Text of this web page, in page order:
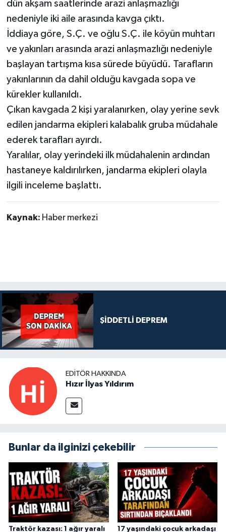
dün akşam saatlerinde arazi anlaşmazlığı
nedeniyle iki aile arasında kavga çıktı.
İddiaya göre, S.Ç. ve oğlu S.Ç. ile köyün muhtarı
ve yakınları arasında arazi anlaşmazlığı nedeniyle
başlayan tartışma kısa sürede büyüdü. Tarafların
yakınlarının da dahil olduğu kavgada sopa ve
kürekler kullanıldı.
Çıkan kavgada 2 kişi yaralanırken, olay yerine sevk
edilen jandarma ekipleri kalabalık gruba müdahale
ederek tarafları ayırdı.
Yaralılar, olay yerindeki ilk müdahalenin ardından
hastaneye kaldırılırken, jandarma ekipleri olayla
ilgili inceleme başlattı.
Kaynak: Haber merkezi
ŞİDDETLİ DEPREM
EDITÖR HAKKINDA
Hızır İlyas Yıldırım
Bunlar da ilginizi çekebilir
Traktör kazası: 1 ağır yaralı 17 yaşındaki çocuk arkadaşı